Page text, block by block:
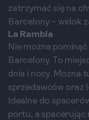
zatrzymać się na
Barcelony – widok
La Rambla
Nie można
Barcelony. To
dnia i nocy. Można
sprzedawców oraz
Idealne do
portu, a spacerując